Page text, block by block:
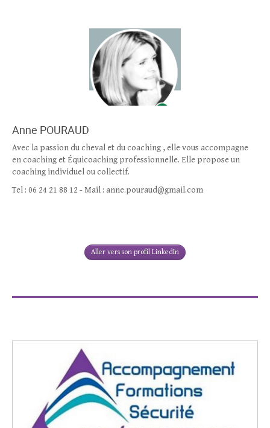
Anne POURAUD
Avec la passion du cheval et du coaching , elle vous accompagne
en coaching et Équicoaching professionnelle. Elle propose un
coaching individuel ou collectif.
Tel : 06 24 21 88 12 - Mail : anne.pouraud@gmail.com
Aller vers son profil LinkedIn